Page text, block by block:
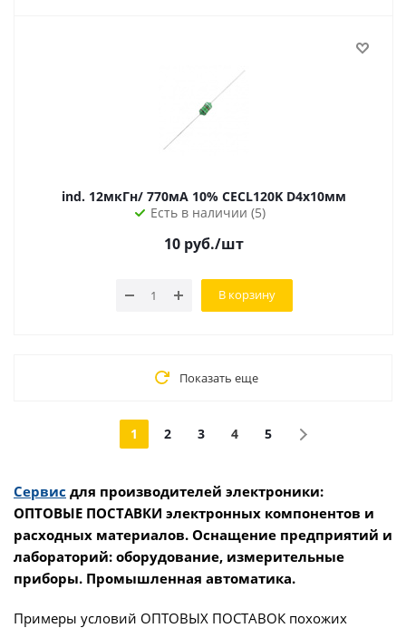
ind. 12мкГн/ 770мА 10% CECL120K D4х10мм
Есть в наличии (5)
10 руб./шт
В корзину
Показать еще
1 2 3 4 5
Сервис для производителей электроники:
ОПТОВЫЕ ПОСТАВКИ электронных компонентов и
расходных материалов. Оснащение предприятий и
лабораторий: оборудование, измерительные
приборы. Промышленная автоматика.
Примеры условий ОПТОВЫХ ПОСТАВОК похожих